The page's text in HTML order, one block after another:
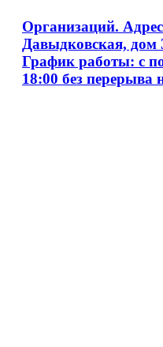
Организаций.
Давыдковская, дом
График работы: с
18:00 без перерыва